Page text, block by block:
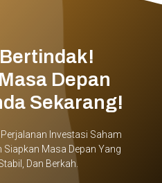
Depan
Sekarang!
Investasi Saham
Siapkan Masa Depan Yang
Dan Berkah.